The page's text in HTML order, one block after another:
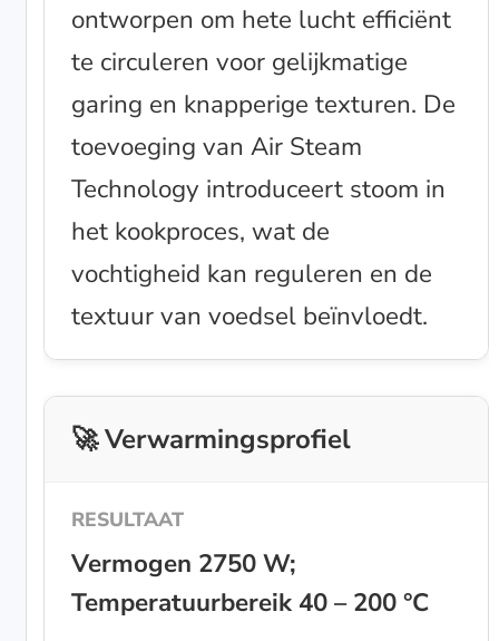
ontworpen om hete lucht efficiënt
te circuleren voor gelijkmatige
garing en knapperige texturen. De
toevoeging van Air Steam
Technology introduceert stoom in
het kookproces, wat de
vochtigheid kan reguleren en de
textuur van voedsel beïnvloedt.
🚀 Verwarmingsprofiel
Vermogen 2750 W;
Temperatuurbereik 40 – 200 °C